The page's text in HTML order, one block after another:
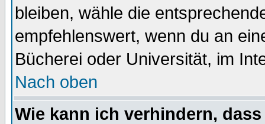
bleiben, wähle die
empfehlenswert, wenn du an
Bücherei oder Universität, im
Nach oben
Wie kann ich verhindern,